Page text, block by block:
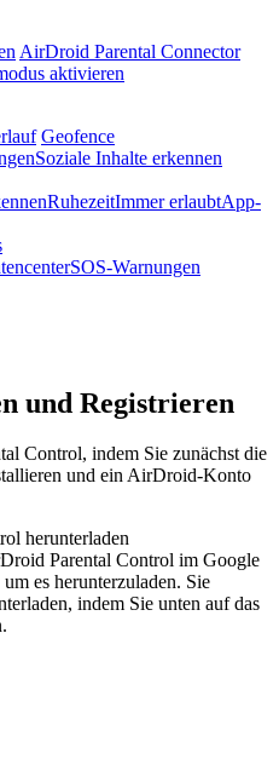
AirDroid Parental Connector
aktivieren
Geofence
Soziale Inhalte erkennen
RuhezeitImmer erlaubtApp-
SOS-Warnungen
und Registrieren
Control, indem Sie zunächst die
und ein AirDroid-Konto
herunterladen
Parental Control im Google
es herunterzuladen. Sie
indem Sie unten auf das